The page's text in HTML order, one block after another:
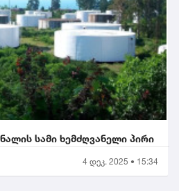
სამი ხემძღვანელი პირი
4 დეკ. 2025 • 15:34